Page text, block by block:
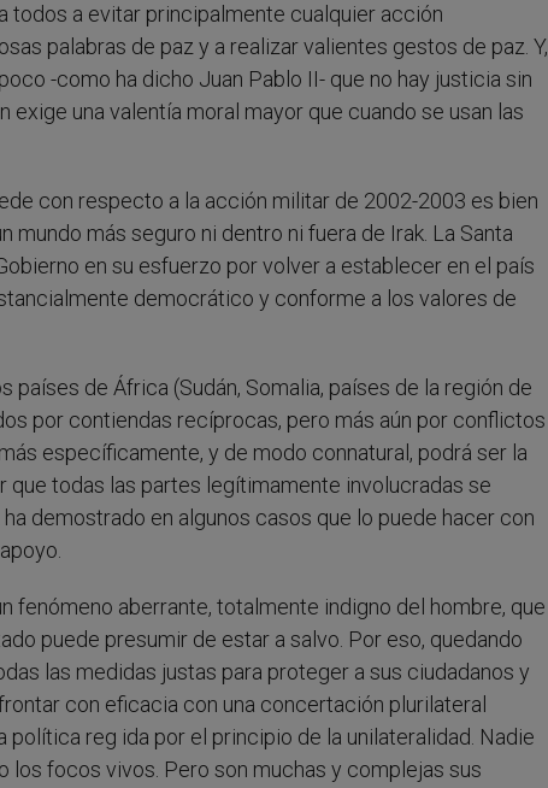
todos a evitar principalmente cualquier acción
palabras de paz y a realizar valientes gestos de paz. Y,
-como ha dicho Juan Pablo II- que no hay justicia sin
una valentía moral mayor que cuando se usan las
con respecto a la acción militar de 2002-2003 es bien
mundo más seguro ni dentro ni fuera de Irak. La Santa
en su esfuerzo por volver a establecer en el país
democrático y conforme a los valores de
de África (Sudán, Somalia, países de la región de
por contiendas recíprocas, pero más aún por conflictos
específicamente, y de modo connatural, podrá ser la
que todas las partes legítimamente involucradas se
demostrado en algunos casos que lo puede hacer con
fenómeno aberrante, totalmente indigno del hombre, que
puede presumir de estar a salvo. Por eso, quedando
las medidas justas para proteger a sus ciudadanos y
con eficacia con una concertación plurilateral
reg ida por el principio de la unilateralidad. Nadie
focos vivos. Pero son muchas y complejas sus